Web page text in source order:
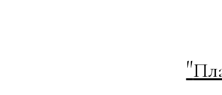
"